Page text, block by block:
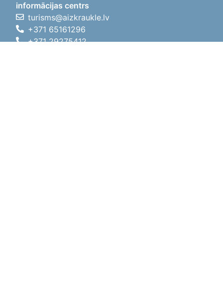
informācijas centrs
turisms@aizkraukle.lv
+371 65161296
+371 29275412